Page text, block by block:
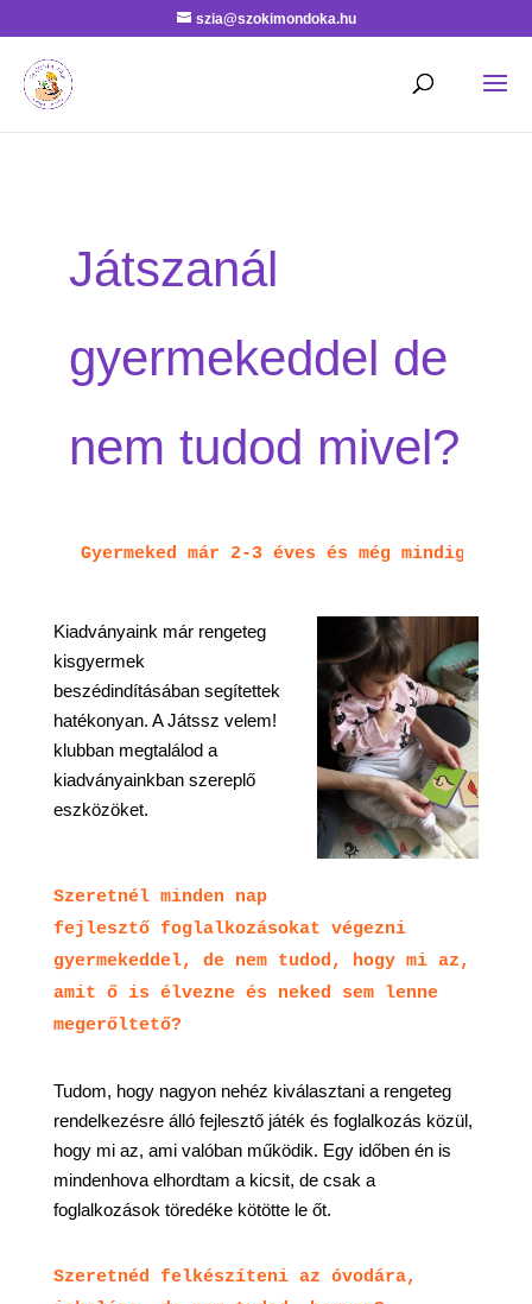
szia@szokimondoka.hu
Játszanál
gyermekeddel de
nem tudod mivel?
Gyermeked már 2-3 éves és még mindig nem
Kiadványaink már rengeteg
kisgyermek
beszédindításában segítettek
hatékonyan. A Játssz velem!
klubban megtalálod a
kiadványainkban szereplő
eszközöket.
Szeretnél minden nap
fejlesztő foglalkozásokat végezni
gyermekeddel, de nem tudod, hogy mi az,
amit ő is élvezne és neked sem lenne
megerőltető?
Tudom, hogy nagyon nehéz kiválasztani a rengeteg
rendelkezésre álló fejlesztő játék és foglalkozás közül,
hogy mi az, ami valóban működik. Egy időben én is
mindenhova elhordtam a kicsit, de csak a
foglalkozások töredéke kötötte le őt.
Szeretnéd felkészíteni az óvodára,